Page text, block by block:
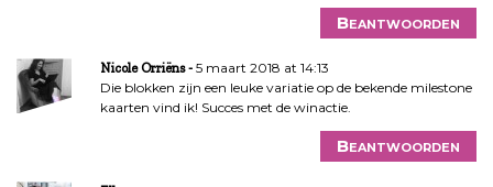
Beantwoorden
Nicole Orriëns
5 maart 2018 at 14:13
Die blokken zijn een leuke variatie op de bekende milestone
kaarten vind ik! Succes met de winactie.
Beantwoorden